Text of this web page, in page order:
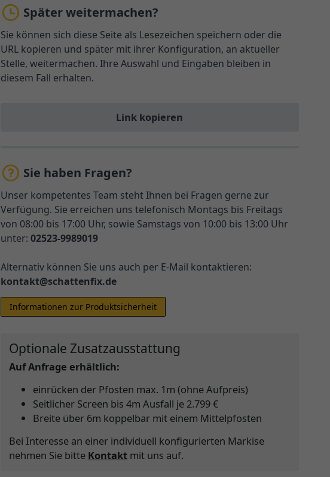
Später weitermachen?
Sie können sich diese Seite als Lesezeichen speichern oder die
URL kopieren und später mit ihrer Konfiguration, an aktueller
Stelle, weitermachen. Ihre Auswahl und Eingaben bleiben in
diesem Fall erhalten.
Link kopieren
Sie haben Fragen?
Unser kompetentes Team steht Ihnen bei Fragen gerne zur
Verfügung. Sie erreichen uns telefonisch Montags bis Freitags
von 08:00 bis 17:00 Uhr, sowie Samstags von 10:00 bis 13:00 Uhr
unter: 02523-9989019
Alternativ können Sie uns auch per E-Mail kontaktieren:
kontakt@schattenfix.de
Informationen zur Produktsicherheit
Optionale Zusatzausstattung
Auf Anfrage erhältlich:
einrücken der Pfosten max. 1m (ohne Aufpreis)
Seitlicher Screen bis 4m Ausfall je 2.799 €
Breite über 6m koppelbar mit einem Mittelpfosten
Bei Interesse an einer individuell konfigurierten Markise
nehmen Sie bitte Kontaktmit uns auf.